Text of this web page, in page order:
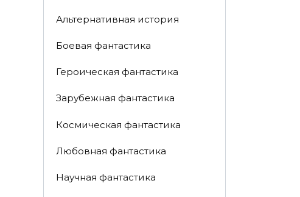
Альтернативная история
Боевая фантастика
Героическая фантастика
Зарубежная фантастика
Космическая фантастика
Любовная фантастика
Научная фантастика